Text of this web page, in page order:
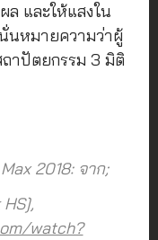
และให้แสงใน
นหมายความว่าผู้
ถาปัตยกรรม 3 มิติ
2018: จาก;
watch?